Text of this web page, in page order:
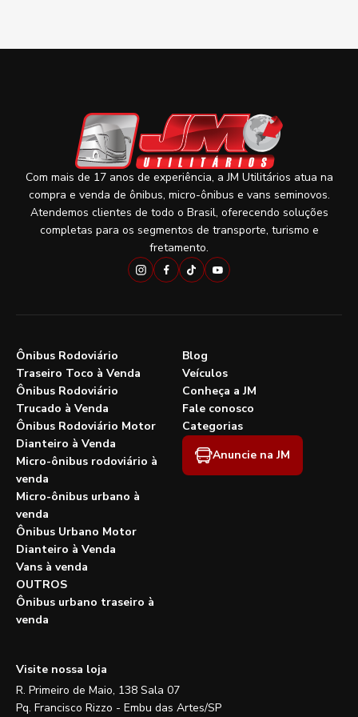
Com mais de 17 anos de experiência, a JM Utilitários atua na
compra e venda de ônibus, micro-ônibus e vans seminovos.
Atendemos clientes de todo o Brasil, oferecendo soluções
completas para os segmentos de transporte, turismo e
fretamento.
Ônibus Rodoviário
Traseiro Toco à Venda
Ônibus Rodoviário
Trucado à Venda
Ônibus Rodoviário Motor
Dianteiro à Venda
Micro-ônibus rodoviário à
venda
Micro-ônibus urbano à
venda
Ônibus Urbano Motor
Dianteiro à Venda
Vans à venda
OUTROS
Ônibus urbano traseiro à
venda
Blog
Veículos
Conheça a JM
Fale conosco
Categorias
Anuncie na JM
Visite nossa loja
R. Primeiro de Maio, 138 Sala 07
Pq. Francisco Rizzo - Embu das Artes/SP